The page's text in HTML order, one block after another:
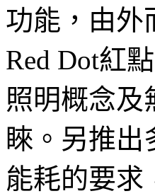
功能，由外
Red Dot紅
照明概念及
睞。另推
能耗的要求